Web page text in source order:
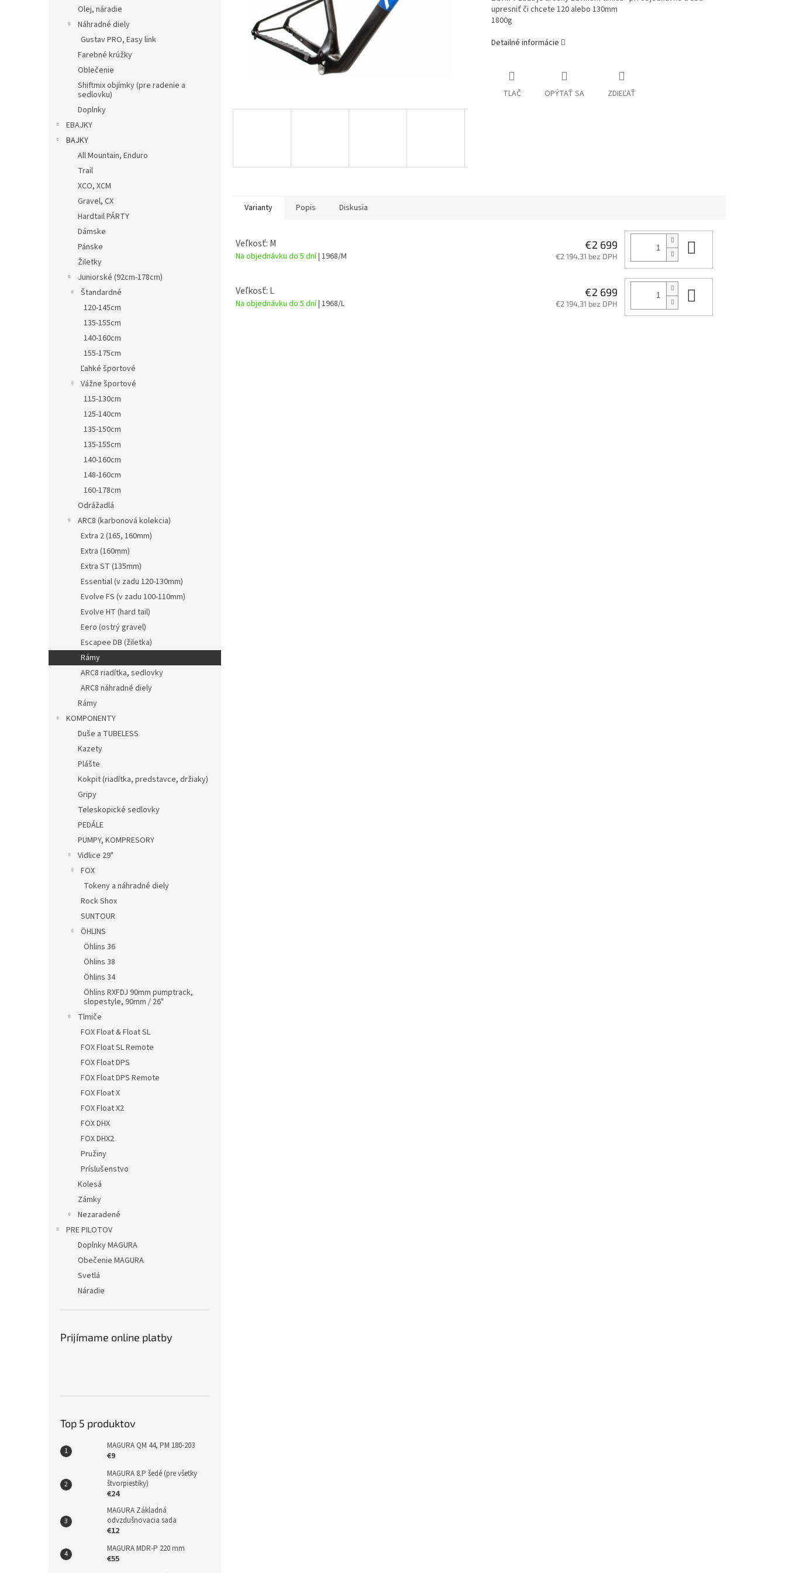
Olej, náradie
Náhradné diely
Gustav PRO, Easy link
Farebné krúžky
Oblečenie
Shiftmix objímky (pre radenie a
sedlovku)
Doplnky
EBAJKY
BAJKY
All Mountain, Enduro
Trail
XCO, XCM
Gravel, CX
Hardtail PÁRTY
Dámske
Pánske
Žiletky
Juniorské (92cm-178cm)
Štandardné
120-145cm
135-155cm
140-160cm
155-175cm
Ľahké športové
Vážne športové
115-130cm
125-140cm
135-150cm
135-155cm
140-160cm
148-160cm
160-178cm
Odrážadlá
ARC8 (karbonová kolekcia)
Extra 2 (165, 160mm)
Extra (160mm)
Extra ST (135mm)
Essential (v zadu 120-130mm)
Evolve FS (v zadu 100-110mm)
Evolve HT (hard tail)
Eero (ostrý gravel)
Escapee DB (žiletka)
Rámy
ARC8 riadítka, sedlovky
ARC8 náhradné diely
Rámy
KOMPONENTY
Duše a TUBELESS
Kazety
Plášte
Kokpit (riadítka, predstavce, držiaky)
Gripy
Teleskopické sedlovky
PEDÁLE
PUMPY, KOMPRESORY
Vidlice 29"
FOX
Tokeny a náhradné diely
Rock Shox
SUNTOUR
ÖHLINS
Öhlins 36
Öhlins 38
Öhlins 34
Öhlins RXFDJ 90mm pumptrack,
slopestyle, 90mm / 26"
Tlmiče
FOX Float & Float SL
FOX Float SL Remote
FOX Float DPS
FOX Float DPS Remote
FOX Float X
FOX Float X2
FOX DHX
FOX DHX2
Pružiny
Príslušenstvo
Kolesá
Zámky
Nezaradené
PRE PILOTOV
Doplnky MAGURA
Obečenie MAGURA
Svetlá
Náradie
Prijímame online platby
Top 5 produktov
MAGURA QM 44, PM 180-203
€9
MAGURA 8.P šedé (pre všetky
štvorpiestiky)
€24
MAGURA Základná
odvzdušnovacia sada
€12
MAGURA MDR-P 220 mm
€55
upresniť či chcete 120 alebo 130mm
1800g
Detailné informácie
TLAČ OPÝTAŤ SA ZDIEĽAŤ
Varianty Popis Diskusia
Veľkosť: M
Na objednávku do 5 dní| 1968/M
€2 699
€2 194,31 bez DPH
Veľkosť: L
Na objednávku do 5 dní| 1968/L
€2 699
€2 194,31 bez DPH